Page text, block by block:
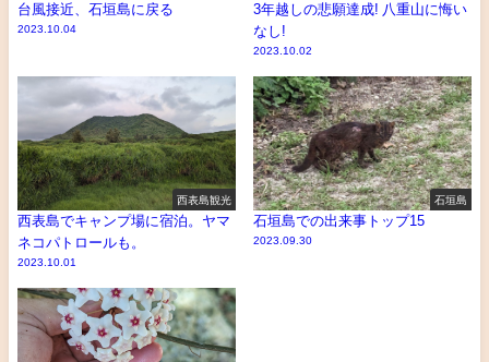
台風接近、石垣島に戻る
2023.10.04
3年越しの悲願達成! 八重山に悔い
なし!
2023.10.02
西表島観光
西表島でキャンプ場に宿泊。ヤマ
ネコパトロールも。
2023.10.01
石垣島
石垣島での出来事トップ15
2023.09.30